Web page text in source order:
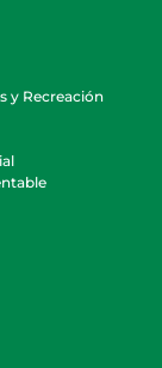
y Recreación